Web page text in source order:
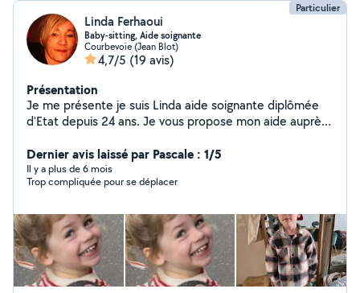
Particulier
Linda Ferhaoui
Baby-sitting, Aide soignante
Courbevoie (Jean Blot)
4,7/5 (19 avis)
Présentation
Je me présente je suis Linda aide soignante diplômée
d'Etat depuis 24 ans. Je vous propose mon aide auprès
enfants,ayant aussi un diplôme d auxiliaire de puér,je
garde très souvent Adam âgée de 2 ans que je
récupère a la crèche régulièrement et qu'il me comble
de l expériences avec le BB de 2 mois et demi à l'entrée
au primaire je garde aussi les animaux car je l ai
Adores,je suis véhiculé j aimes les promener au lac du
bois de Boulogne et les bichonner, Je suis très
consciencieuse dans mon travail et ponctuel, j adore
Dernier avis laissé par Pascale : 1/5
Il y a plus de 6 mois
Trop compliquée pour se déplacer